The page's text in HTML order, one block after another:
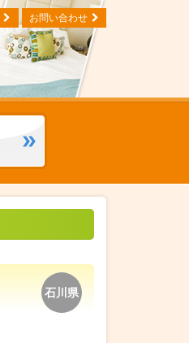
お問い合わせ
石川県